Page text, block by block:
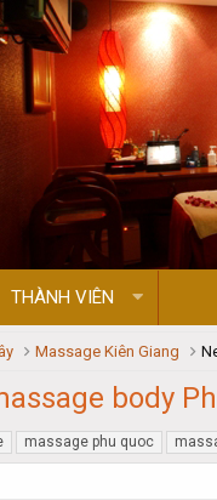
THÀNH VIÊN
Massage Kiên Giang
body
massage phu quoc